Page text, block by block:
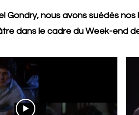
Gondry, nous avons suédés
dans le cadre du Week-end